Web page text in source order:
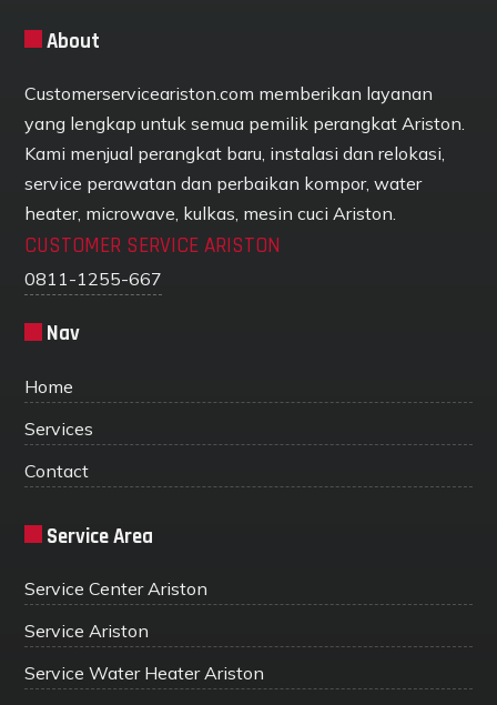
About
Customerserviceariston.com memberikan layanan
yang lengkap untuk semua pemilik perangkat Ariston.
Kami menjual perangkat baru, instalasi dan relokasi,
service perawatan dan perbaikan kompor, water
heater, microwave, kulkas, mesin cuci Ariston.
CUSTOMER SERVICE ARISTON
0811-1255-667
Nav
Home
Services
Contact
Service Area
Service Center Ariston
Service Ariston
Service Water Heater Ariston